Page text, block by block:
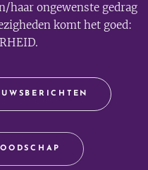
haar ongewenste gedrag
komt het goed: